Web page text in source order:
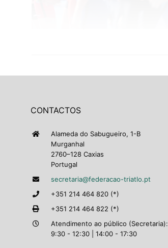
CONTACTOS
Alameda do Sabugueiro, 1-B
Murganhal
2760–128 Caxias
Portugal
secretaria@federacao-triatlo.pt
+351 214 464 820 (*)
+351 214 464 822 (*)
Atendimento ao público (Secretaria):
9:30 - 12:30 | 14:00 - 17:30